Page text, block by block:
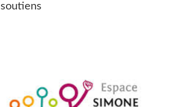
soutiens